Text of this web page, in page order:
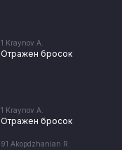
1 Kraynov A.
Отражен бросок
1 Kraynov A.
Отражен бросок
91 Akopdzhanian R.